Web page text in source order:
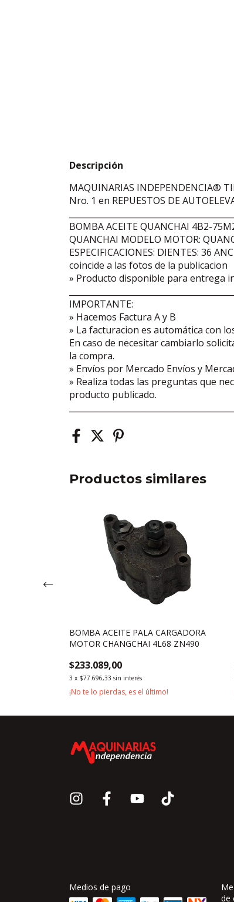
Descripción
MAQUINARIAS INDEPENDENCIA®
Nro. 1 en REPUESTOS DE
BOMBA ACEITE QUANCHAI 4B2-
QUANCHAI MODELO MOTOR:
ESPECIFICACIONES: DIENTES: 36
coincide a las fotos de la publicacion
» Producto disponible para entrega
IMPORTANTE:
» Hacemos Factura A y B
» La facturacion es automática con
En caso de necesitar cambiarlo
la compra.
» Envíos por Mercado Envíos y
» Realiza todas las preguntas que
producto publicado.
Productos similares
BOMBA ACEITE PALA CARGADORA
MOTOR CHANGCHAI 4L68 ZN490
$233.089,00
3 x $77.696,33 sin interés
¡No te lo pierdas, es el último!
Medios de pago
de